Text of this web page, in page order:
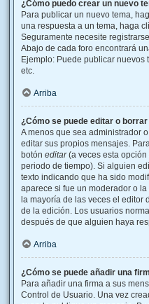
¿Cómo puedo crear un nuevo
Para publicar un nuevo tema,
una respuesta a un tema, haga
Seguramente necesite
Abajo de cada foro encontrará
Ejemplo: Puede publicar nuevos
etc.
Arriba
¿Cómo se puede editar o
A menos que sea administrador
editar sus propios mensajes.
botón editar(a veces esta
periodo de tiempo). Si alguien
texto indicando que ha sido
aparece si fue un moderador o
la mayoría de las veces el editor
de la edición. Los usuarios
después de que alguien haya
Arriba
¿Cómo se puede añadir una
Para añadir una firma a sus
Control de Usuario. Una vez